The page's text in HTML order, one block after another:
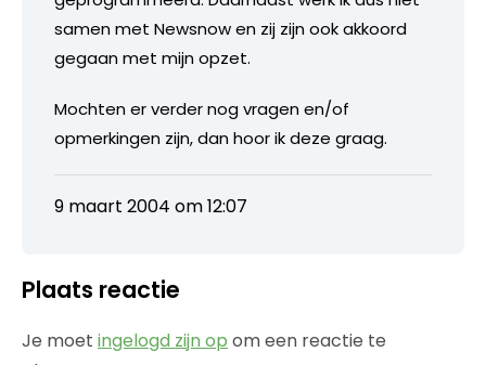
samen met Newsnow en zij zijn ook akkoord
gegaan met mijn opzet.
Mochten er verder nog vragen en/of
opmerkingen zijn, dan hoor ik deze graag.
9 maart 2004 om 12:07
Plaats reactie
Je moet ingelogd zijn op om een reactie te